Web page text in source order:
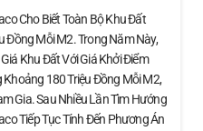
Cho Biết Toàn Bộ Khu Đất
Đồng Mỗi M2. Trong Năm Này,
Khu Đất Với Giá Khởi Điểm
180 Triệu Đồng Mỗi M2,
Gia. Sau Nhiều Lần Tìm Hướng
Tiếp Tục Tính Đến Phương Án